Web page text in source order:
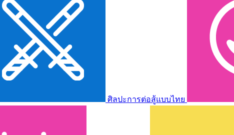
ศิลปะการต่อสู้แบบไทย